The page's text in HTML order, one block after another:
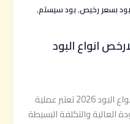
بود بسعر رخيص,بود سيستم,
انواع البود
ارخص سعر بود ومراجعة لارخص انواع البود 2026 تعتبر عملية
العالية والتكلفة البسيطة